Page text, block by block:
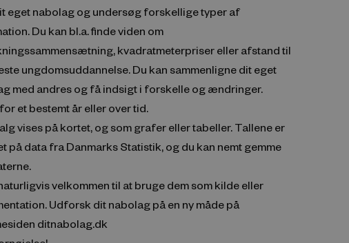
eget nabolag og undersøg forskellige typer af
Du kan bl.a. finde viden om
kvadratmeterpriser eller afstand til
ungdomsuddannelse. Du kan sammenligne dit eget
med andres og få indsigt i forskelle og ændringer.
et bestemt år eller over tid.
vises på kortet, og som grafer eller tabeller. Tallene er
på data fra Danmarks Statistik, og du kan nemt gemme
velkommen til at bruge dem som kilde eller
Udforsk dit nabolag på en ny måde på
ditnabolag.dk